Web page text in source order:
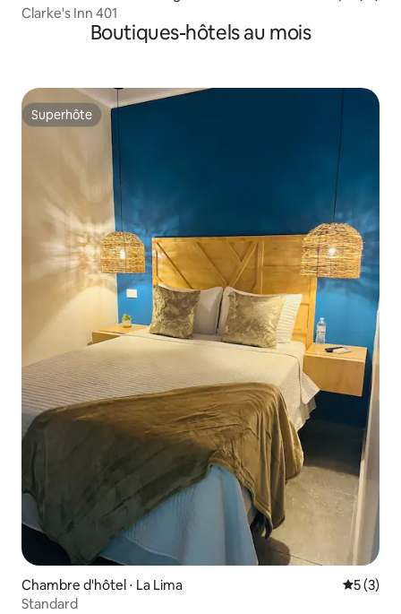
Clarke's Inn 401
Boutiques-hôtels au mois
Superhôte
Superhôte
Chambre d'hôtel ⋅ La Lima
5 (3)
Standard